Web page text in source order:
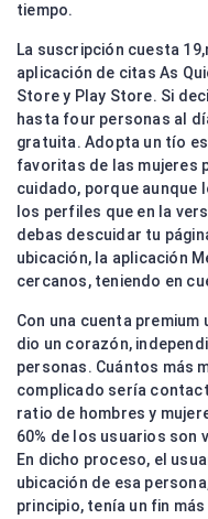
tiempo.
La suscripción cuesta
aplicación de citas As
Store y Play Store. Si
hasta four personas al
gratuita. Adopta un tío
favoritas de las mujeres
cuidado, porque aunque
los perfiles que en la
debas descuidar tu
ubicación, la aplicación
cercanos, teniendo en
Con una cuenta
dio un corazón,
personas. Cuántos más
complicado sería
ratio de hombres y
60% de los usuarios son
En dicho proceso, el
ubicación de esa
principio, tenía un fin